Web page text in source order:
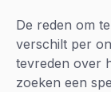
De reden om
verschilt per
tevreden over
zoeken een